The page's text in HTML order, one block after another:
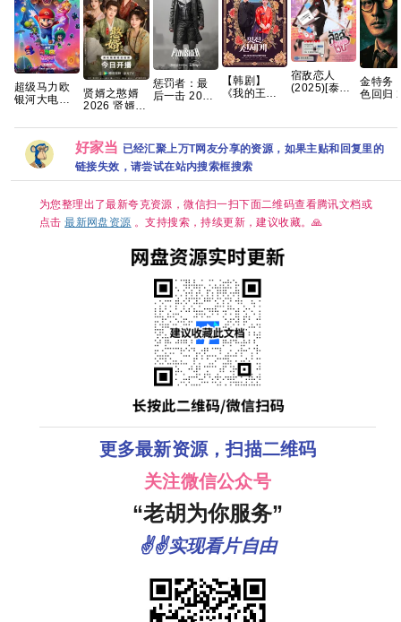
超级马力欧
银河大电影
2026最大黑
马！全球票
贤婿之憨婿
2026 贤婿2
情 潘毅鸿 朱
容君 范梦 徐
紫茵 已更最
新 夸克
惩罚者：最
后一击 2026
【韩剧】
《我的王室
张胜祖 李世
熙 金玟锡 蔡
书安 金海淑
2026/喜剧/
爱情/奇幻/已
宿敌恋人
(2025)[泰剧]
源][0.8GB集]
金特务
色回归
度网盘
好家当 已经汇聚上万T网友分享的资源，如果主贴和回复里的
链接失效，请尝试在站内搜索框搜索
为您整理出了最新夸克资源，微信扫一扫下面二维码查看腾讯文档或
点击最新网盘资源 。支持搜索，持续更新，建议收藏。🙏
更多最新资源，扫描二维码
关注微信公众号
“老胡为你服务”
✌✌实现看片自由